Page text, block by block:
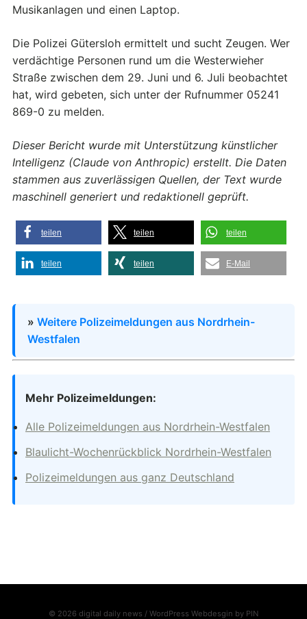
Musikanlagen und einen Laptop.
Die Polizei Gütersloh ermittelt und sucht Zeugen. Wer
verdächtige Personen rund um die Westerwieher
Straße zwischen dem 29. Juni und 6. Juli beobachtet
hat, wird gebeten, sich unter der Rufnummer 05241
869-0 zu melden.
Dieser Bericht wurde mit Unterstützung künstlicher
Intelligenz (Claude von Anthropic) erstellt. Die Daten
stammen aus zuverlässigen Quellen, der Text wurde
maschinell generiert und redaktionell geprüft.
teilen teilen teilen
teilen teilen E-Mail
» Weitere Polizeimeldungen aus Nordrhein-
Westfalen
Mehr Polizeimeldungen:
Alle Polizeimeldungen aus Nordrhein-Westfalen
Blaulicht-Wochenrückblick Nordrhein-Westfalen
Polizeimeldungen aus ganz Deutschland
© 2026 digital daily news / WordPress Webdesgin by PIN